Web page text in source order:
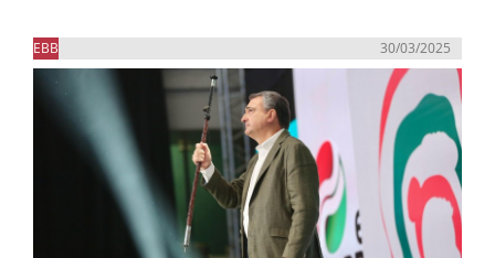
EBB 30/03/2025